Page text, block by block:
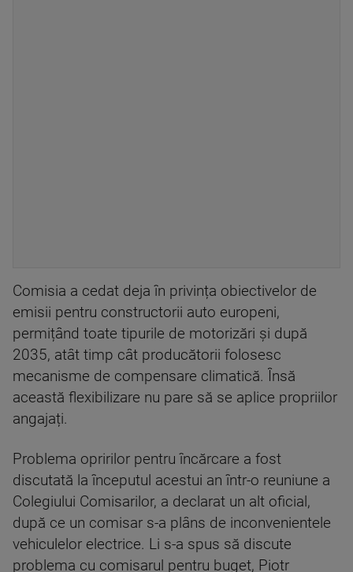
Comisia a cedat deja în privința obiectivelor de
emisii pentru constructorii auto europeni,
permițând toate tipurile de motorizări și după
2035, atât timp cât producătorii folosesc
mecanisme de compensare climatică. Însă
această flexibilizare nu pare să se aplice propriilor
angajați.
Problema opririlor pentru încărcare a fost
discutată la începutul acestui an într-o reuniune a
Colegiului Comisarilor, a declarat un alt oficial,
după ce un comisar s-a plâns de inconvenientele
vehiculelor electrice. Li s-a spus să discute
problema cu comisarul pentru buget, Piotr